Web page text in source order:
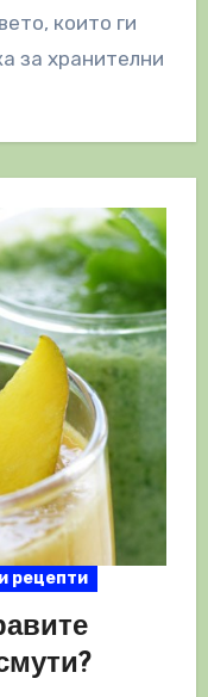
които ги
за хранителни
рецепти